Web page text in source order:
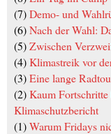
(7)Demo- und
(6)Nach der Wahl:
(5)Zwischen
(4)Klimastreik vor
(3)Eine lange
(2)Kaum
Klimaschutzbericht
(1)Warum Fridays